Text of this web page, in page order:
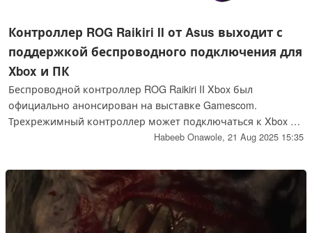
Контроллер ROG Raikiri II от Asus выходит с
поддержкой беспроводного подключения для
Xbox и ПК
Беспроводной контроллер ROG Raikiri II Xbox был
официально анонсирован на выставке Gamescom.
Трехрежимный контроллер может подключаться к Xbox и
ПК без проводов через приемник 2,4 ГГц или кабель USB-
четырьмя кнопками "назад" и работает от аккумулятора
до 30 часов.
Habeeb Onawole, 21 Aug 2025 15:35